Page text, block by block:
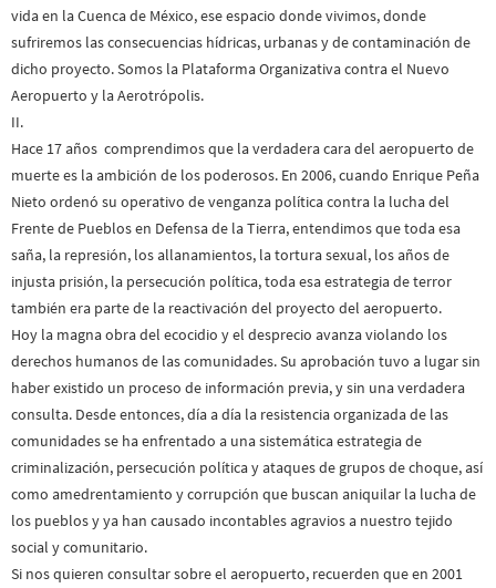
vida en la Cuenca de México, ese espacio donde vivimos, donde
sufriremos las consecuencias hídricas, urbanas y de contaminación de
dicho proyecto. Somos la Plataforma Organizativa contra el Nuevo
Aeropuerto y la Aerotrópolis.
II.
Hace 17 años comprendimos que la verdadera cara del aeropuerto de
muerte es la ambición de los poderosos. En 2006, cuando Enrique Peña
Nieto ordenó su operativo de venganza política contra la lucha del
Frente de Pueblos en Defensa de la Tierra, entendimos que toda esa
saña, la represión, los allanamientos, la tortura sexual, los años de
injusta prisión, la persecución política, toda esa estrategia de terror
también era parte de la reactivación del proyecto del aeropuerto.
Hoy la magna obra del ecocidio y el desprecio avanza violando los
derechos humanos de las comunidades. Su aprobación tuvo a lugar sin
haber existido un proceso de información previa, y sin una verdadera
consulta. Desde entonces, día a día la resistencia organizada de las
comunidades se ha enfrentado a una sistemática estrategia de
criminalización, persecución política y ataques de grupos de choque, así
como amedrentamiento y corrupción que buscan aniquilar la lucha de
los pueblos y ya han causado incontables agravios a nuestro tejido
social y comunitario.
Si nos quieren consultar sobre el aeropuerto, recuerden que en 2001